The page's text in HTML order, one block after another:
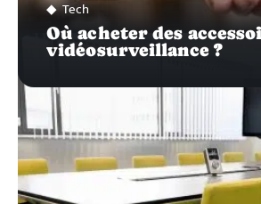
Tech
Où acheter des
vidéosurveillance ?